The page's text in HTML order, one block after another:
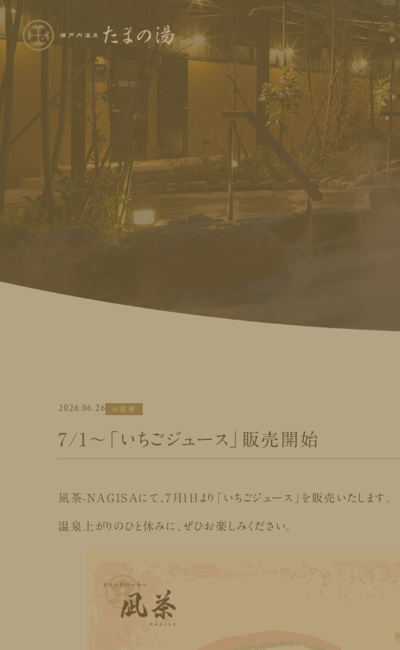
2026.06.26 お食事
7/1～「いちごジュース」販売開始
凪茶-NAGISAにて、7月1日より「いちごジュース」を販売いたします。
温泉上がりのひと休みに、ぜひお楽しみください。